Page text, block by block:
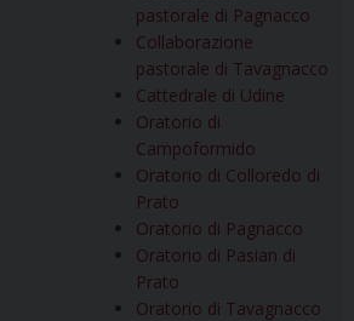
pastorale di Pagnacco
Collaborazione
pastorale di Tavagnacco
Cattedrale di Udine
Oratorio di
Campoformido
Oratorio di Colloredo di
Prato
Oratorio di Pagnacco
Oratorio di Pasian di
Prato
Oratorio di Tavagnacco